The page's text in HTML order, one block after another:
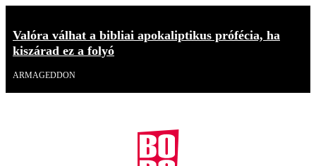
Valóra válhat a bibliai apokaliptikus prófécia, ha
kiszárad ez a folyó
ARMAGEDDON